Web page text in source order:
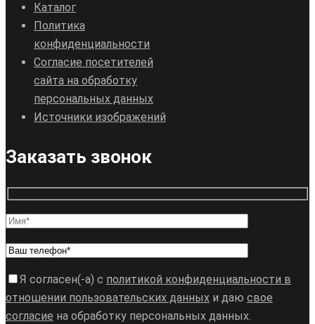
Каталог
Политика
конфиденциальности
Согласие посетителей
сайта на обработку
персональных данных
Источники изображений
Заказать звонок
Я согласен(-а) с политикой конфиденциальности в
отношении пользовательских данных и даю свое
согласие на обработку персональных данных.